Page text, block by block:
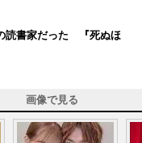
読書家だった 『死ぬほ
画像で見る